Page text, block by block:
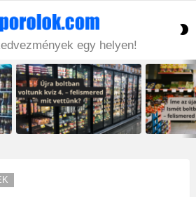
egy helyen!